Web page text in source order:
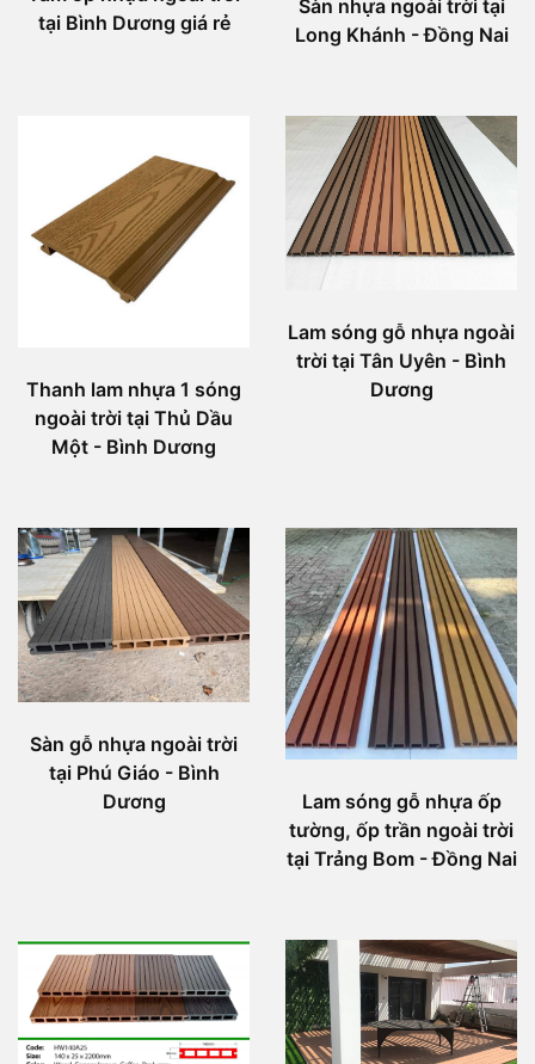
tại Bình Dương giá rẻ
Sàn nhựa ngoài trời tại
Long Khánh - Đồng Nai
Thanh lam nhựa 1 sóng
ngoài trời tại Thủ Dầu
Một - Bình Dương
Lam sóng gỗ nhựa ngoài
trời tại Tân Uyên - Bình
Dương
Sàn gỗ nhựa ngoài trời
tại Phú Giáo - Bình
Dương
Lam sóng gỗ nhựa ốp
tường, ốp trần ngoài trời
tại Trảng Bom - Đồng Nai